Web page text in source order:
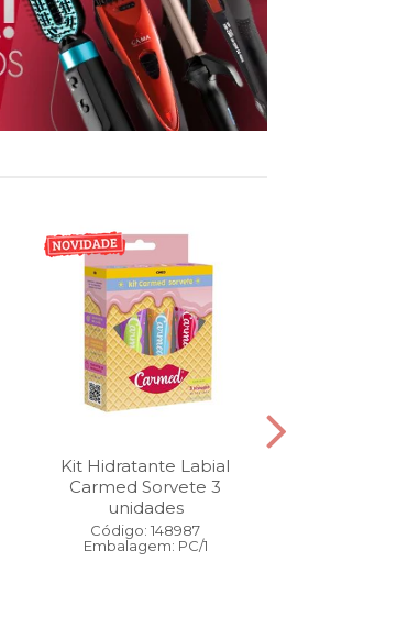
Kit Hidratante Labial
Carmed Sorvete 3
unidades
Código: 148987
Embalagem: PC/1